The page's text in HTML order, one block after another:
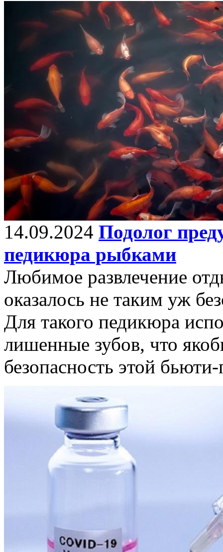
14.09.2024 Подолог
педикюра рыбками
Любимое развлечение
оказалось не таким уж
Для такого педикюра
лишенные зубов, что
безопасность этой